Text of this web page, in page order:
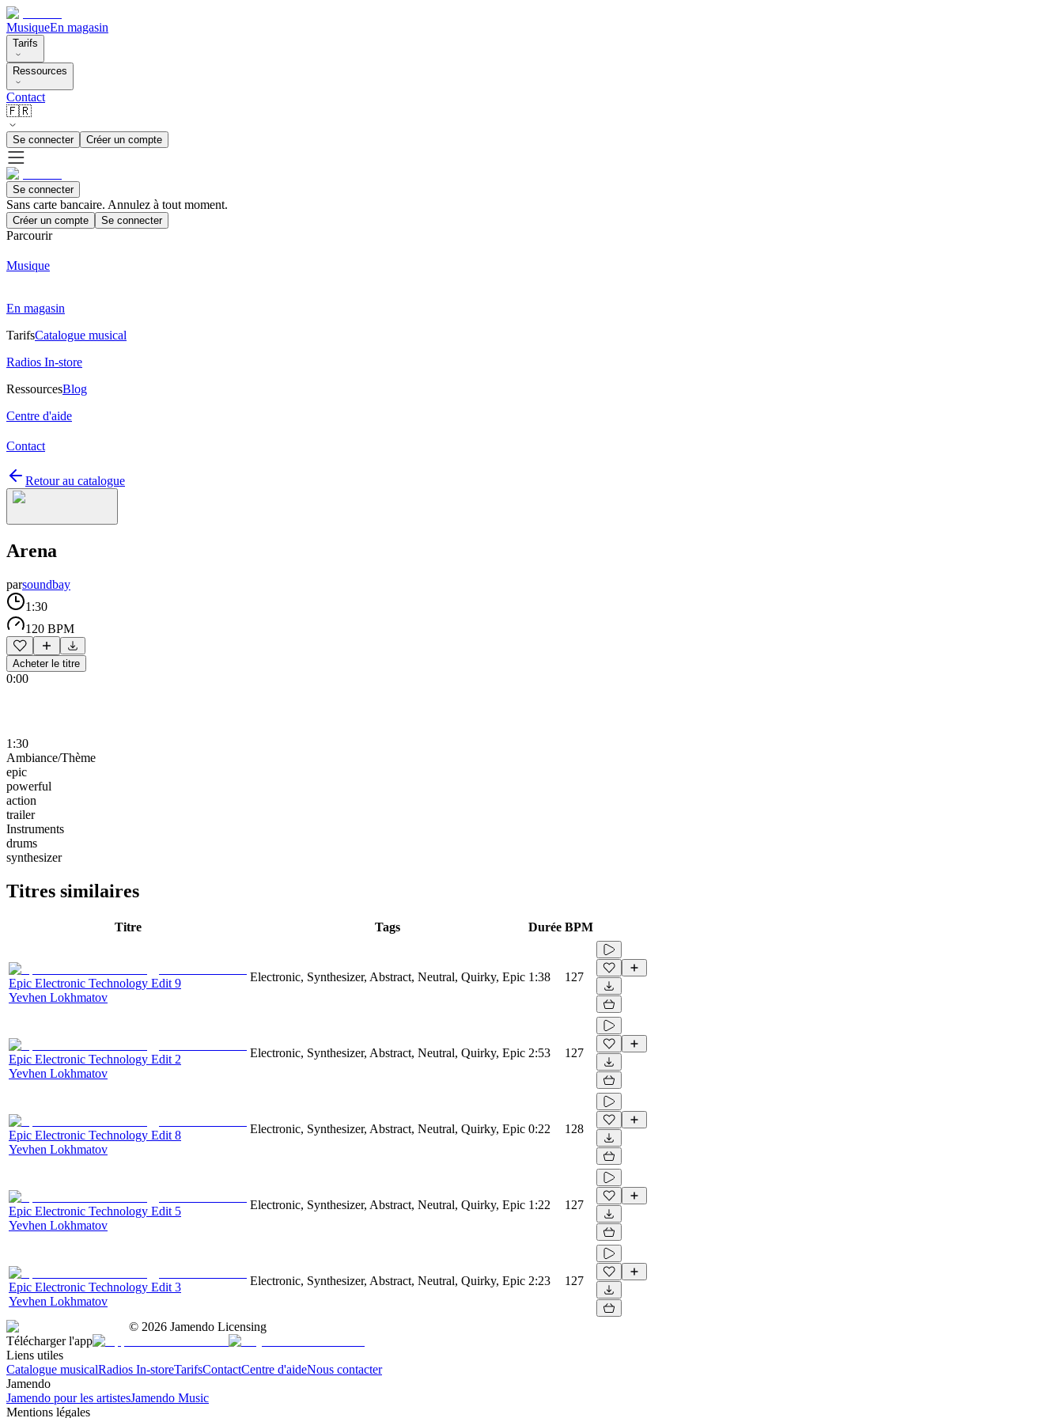
MusiqueEn magasin
Tarifs
Ressources
Contact
🇫🇷
Se connecter Créer un compte
Se connecter
Sans carte bancaire. Annulez à tout moment.
Créer un compte Se connecter
Parcourir
Musique
En magasin
TarifsCatalogue musical
Radios In-store
RessourcesBlog
Centre d'aide
Contact
Retour au catalogue
Arena
parsoundbay
1:30
120 BPM
Acheter le titre
0:00
1:30
Ambiance/Thème
epic
powerful
action
trailer
Instruments
drums
synthesizer
Titres similaires
Titre Tags Durée BPM
Epic Electronic Technology Edit 9
Yevhen Lokhmatov
Electronic, Synthesizer, Abstract, Neutral, Quirky, Epic 1:38 127
Epic Electronic Technology Edit 2
Yevhen Lokhmatov
Electronic, Synthesizer, Abstract, Neutral, Quirky, Epic 2:53 127
Epic Electronic Technology Edit 8
Yevhen Lokhmatov
Electronic, Synthesizer, Abstract, Neutral, Quirky, Epic 0:22 128
Epic Electronic Technology Edit 5
Yevhen Lokhmatov
Electronic, Synthesizer, Abstract, Neutral, Quirky, Epic 1:22 127
Epic Electronic Technology Edit 3
Yevhen Lokhmatov
Electronic, Synthesizer, Abstract, Neutral, Quirky, Epic 2:23 127
© 2026 Jamendo Licensing
Télécharger l'app
Liens utiles
Catalogue musicalRadios In-storeTarifsContactCentre d'aideNous contacter
Jamendo
Jamendo pour les artistesJamendo Music
Mentions légales